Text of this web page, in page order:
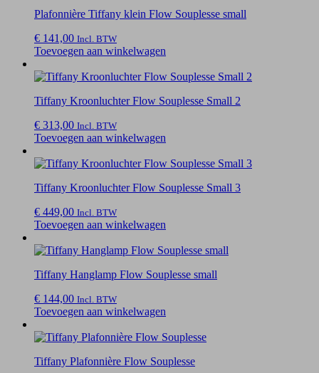
Plafonnière Tiffany klein Flow Souplesse small
€ 141,00 Incl. BTW
Toevoegen aan winkelwagen
Tiffany Kroonluchter Flow Souplesse Small 2
€ 313,00 Incl. BTW
Toevoegen aan winkelwagen
Tiffany Kroonluchter Flow Souplesse Small 3
€ 449,00 Incl. BTW
Toevoegen aan winkelwagen
Tiffany Hanglamp Flow Souplesse small
€ 144,00 Incl. BTW
Toevoegen aan winkelwagen
Tiffany Plafonnière Flow Souplesse